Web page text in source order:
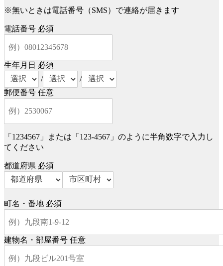
※無いときは電話番号（SMS）で連絡が届きます
電話番号 必須
生年月日 必須
/
/
郵便番号 任意
「1234567」または「123-4567」のように半角数字で入力し
てください
都道府県 必須
町名・番地 必須
建物名・部屋番号 任意